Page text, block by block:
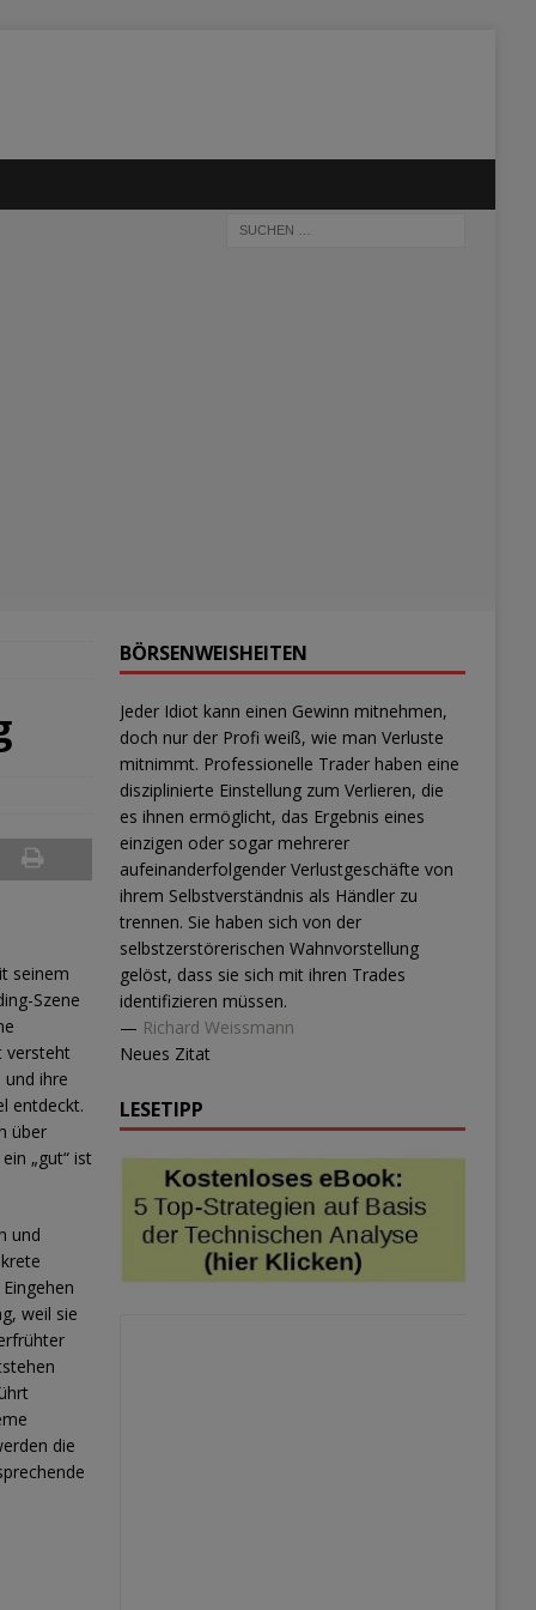
seinem
Szene
versteht
ihre
entdeckt.
über
„gut“ ist
und
weil sie
die
BÖRSENWEISHEITEN
Jeder Idiot kann einen Gewinn mitnehmen,
doch nur der Profi weiß, wie man Verluste
mitnimmt. Professionelle Trader haben eine
disziplinierte Einstellung zum Verlieren, die
es ihnen ermöglicht, das Ergebnis eines
einzigen oder sogar mehrerer
aufeinanderfolgender Verlustgeschäfte von
ihrem Selbstverständnis als Händler zu
trennen. Sie haben sich von der
selbstzerstörerischen Wahnvorstellung
gelöst, dass sie sich mit ihren Trades
identifizieren müssen.
— Richard Weissmann
Neues Zitat
LESETIPP